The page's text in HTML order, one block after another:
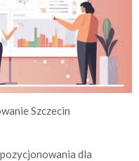
Szczecin
dla